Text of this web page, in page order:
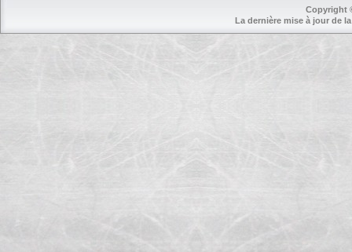
Copyright
La dernière mise à jour de